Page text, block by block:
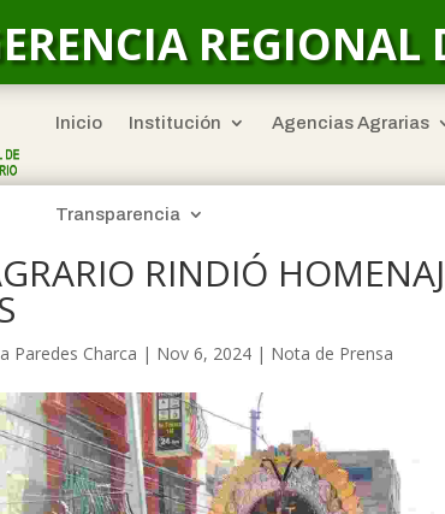
REGIONAL
Inicio Institución Agencias Agrarias
Transparencia
RINDIÓ
Paredes Charca | Nov 6, 2024 | Nota de Prensa